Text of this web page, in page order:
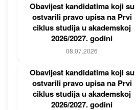
Obavijest kandidatima koji su
ostvarili pravo upisa na Prvi
ciklus studija u akademskoj
2026/2027. godini
08.07.2026
Obavijest kandidatima koji su
ostvarili pravo upisa na Prvi
ciklus studija u akademskoj
2026/2027. godini